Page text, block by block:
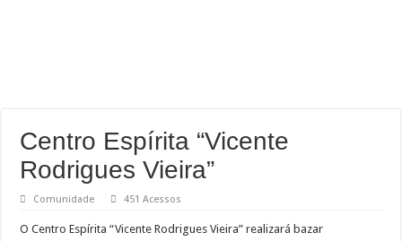
Centro Espírita “Vicente
Rodrigues Vieira”
Comunidade 451 Acessos
O Centro Espírita “Vicente Rodrigues Vieira” realizará bazar